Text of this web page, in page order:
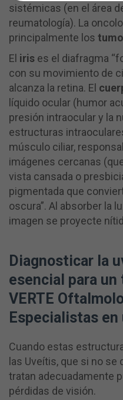
sistémicas (en el área
reumatología). La
principalmente los
El iris es el diafragma
con su movimiento de
alcanza la retina. El
líquido ocular (humor
presión intraocular y la
estructuras
músculo ciliar,
imágenes cercanas
vista cansada o
pigmentada que
oscura”. Al absorber la
imagen se proyecte
Diagnosticar la
esencial para
VERTE
Especialistas en
Cuando estas
las Uveítis, que si no
tratan adecuadamente
pérdidas de visión.